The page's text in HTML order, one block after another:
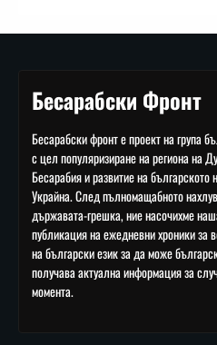
Бесарабски Фронт
Бесарабски фронт е проект на група
с цел популяризиране на региона на
Бесарабия и развитие на българското
Украйна. След пълномащабното
държавата-грешка, ние насочихме
публикация на ежедневни хроники за
на български език за да може
получава актуална информация за
момента.